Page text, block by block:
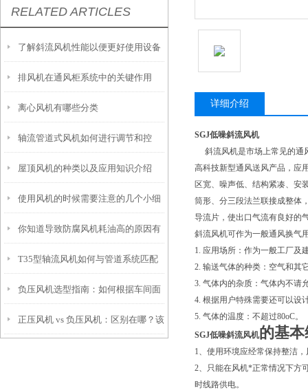
RELATED ARTICLES
了解斜流风机性能以便更好使用设备
排风机在通风柜系统中的关键作用
离心风机有哪些分类
轴流管道式风机如何进行调节和控
制？
屋顶风机的种类以及应用知识介绍
使用风机的时候需要注意的几个小细
节题所属类别
你知道导致防腐风机耗油高的原因有
哪些吗？
T35型轴流风机如何与管道系统匹配
负压风机选型指南：如何根据车间面
积与工艺需求匹配风量与风压
正压风机 vs 负压风机：区别在哪？该
详细介绍
SGJ低噪斜流风机
斜流风机是市场上常见的通
高科技新型通风送风产品，应
区宽、噪声低、结构紧凑、安
筒形、分三段法兰联接成整体
导流片，使出口气流有良好的
斜流风机可作为一般通风换气
1. 应用场所：作为一般工厂及
2. 输送气体的种类：空气和其
3. 气体内的杂质：气体内不请
4. 根据用户特殊需要还可以设
5. 气体的温度：不超过80oC。
SGJ低噪斜流风机的基
1、使用环境应经常保持整洁
2、只能在风机*正常情况下方
时线路供电。